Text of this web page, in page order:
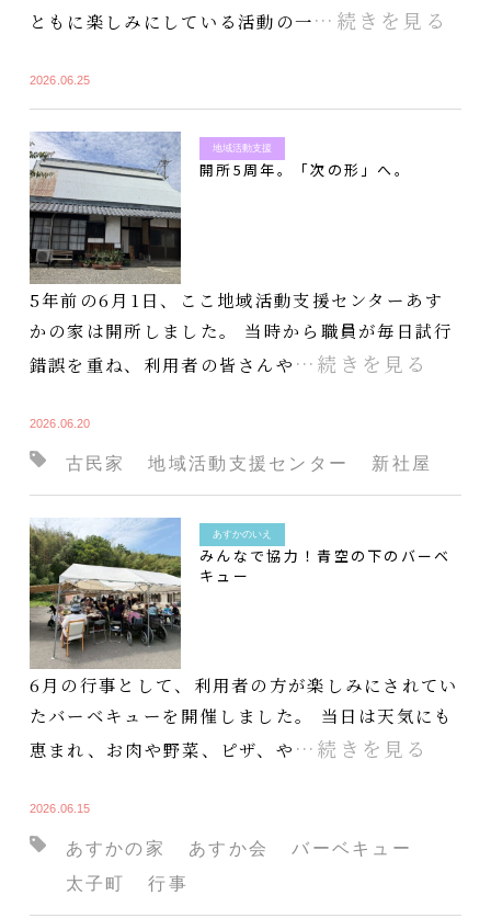
ともに楽しみにしている活動の一…続きを見る
2026.06.25
地域活動支援
開所5周年。「次の形」へ。
5年前の6月1日、ここ地域活動支援センターあす
かの家は開所しました。 当時から職員が毎日試行
錯誤を重ね、利用者の皆さんや …続きを見る
2026.06.20
古民家 地域活動支援センター 新社屋
あすかのいえ
みんなで協力！青空の下のバーベ
キュー
6月の行事として、利用者の方が楽しみにされてい
たバーベキューを開催しました。 当日は天気にも
恵まれ、お肉や野菜、ピザ、や …続きを見る
2026.06.15
あすかの家 あすか会
バーベキュー
太子町
行事